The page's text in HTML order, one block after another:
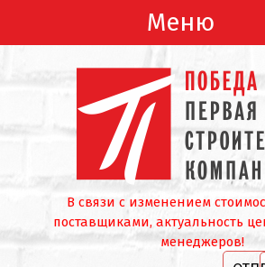
Меню
В связи с изменением
поставщиками, актуальность
менеджеров!